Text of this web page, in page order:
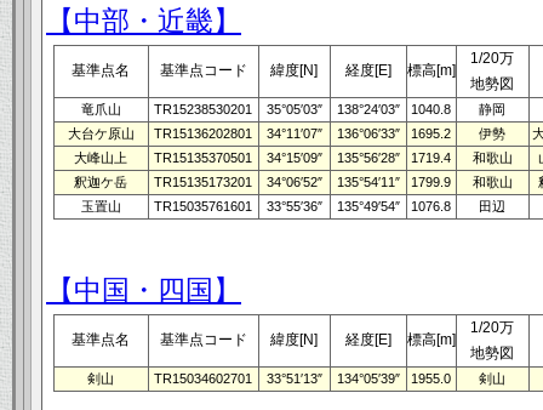
【中部・近畿】
基準点名 基準点コード 緯度[N] 経度[E] 標高[m]
1/20万
地勢図
竜爪山 TR15238530201 35°05′03″ 138°24′03″ 1040.8
静岡
大台ケ原山
TR15136202801 34°11′07″ 136°06′33″ 1695.2 伊勢
大峰山上
TR15135370501 34°15′09″ 135°56′28″ 1719.4 和歌山
釈迦ケ岳
TR15135173201 34°06′52″ 135°54′11″ 1799.9 和歌山
玉置山
TR15035761601 33°55′36″ 135°49′54″ 1076.8 田辺
【中国・四国】
基準点名 基準点コード 緯度[N] 経度[E] 標高[m]
1/20万
地勢図
剣山 TR15034602701 33°51′13″ 134°05′39″ 1955.0 剣山